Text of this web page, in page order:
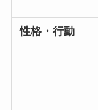
性格・行動